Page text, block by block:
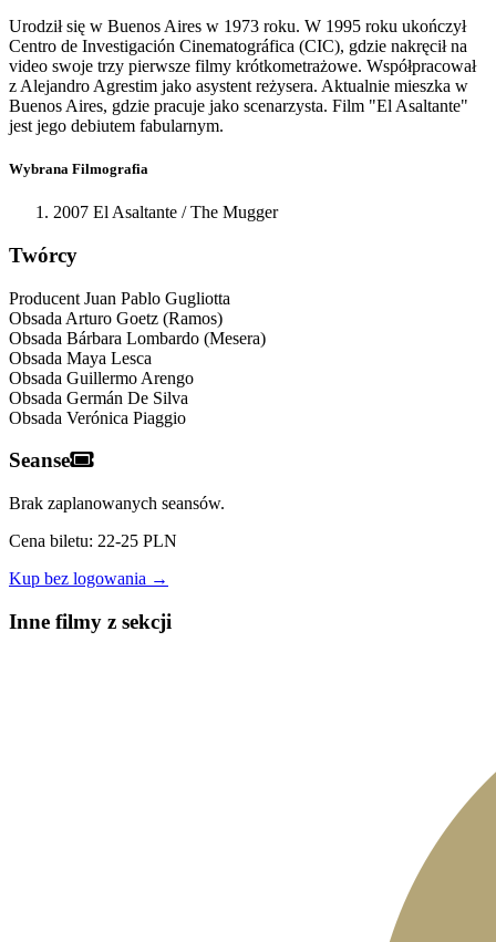
Urodził się w Buenos Aires w 1973 roku. W 1995 roku ukończył
Centro de Investigación Cinematográfica (CIC), gdzie nakręcił na
video swoje trzy pierwsze filmy krótkometrażowe. Współpracował
z Alejandro Agrestim jako asystent reżysera. Aktualnie mieszka w
Buenos Aires, gdzie pracuje jako scenarzysta. Film "El Asaltante"
jest jego debiutem fabularnym.
Wybrana Filmografia
2007 El Asaltante / The Mugger
Twórcy
Producent Juan Pablo Gugliotta
Obsada Arturo Goetz (Ramos)
Obsada Bárbara Lombardo (Mesera)
Obsada Maya Lesca
Obsada Guillermo Arengo
Obsada Germán De Silva
Obsada Verónica Piaggio
Seanse
Brak zaplanowanych seansów.
Cena biletu: 22-25 PLN
Kup bez logowania →
Inne filmy z sekcji